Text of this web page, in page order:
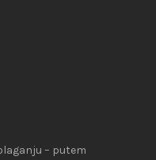
– putem